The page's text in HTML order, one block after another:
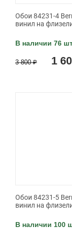
Обои 84231-4
винил на
В наличии 76
3 800 ₽ 1
Обои 84231-5
винил на
В наличии 100